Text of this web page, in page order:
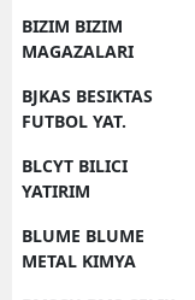
BIZIM BIZIM
MAGAZALARI
BJKAS BESIKTAS
FUTBOL YAT.
BLCYT BILICI
YATIRIM
BLUME BLUME
METAL KIMYA